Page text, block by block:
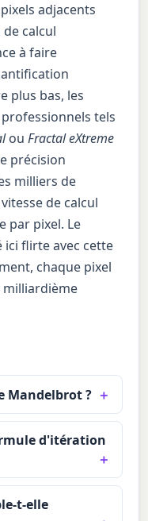
adjacents
calcul
à faire
plus bas, les
tels
ouFractal eXtreme
précision
milliers de
de calcul
par pixel. Le
flirte avec cette
chaque pixel
milliardième
Mandelbrot ?
d'itération
t-elle